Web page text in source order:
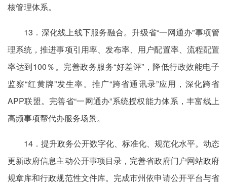
核管理体系。
13．深化线上线下服务融合。升级省“一网通办”事项管
理系统，推进事项引用率、发布率、用户配置率、流程配置
率达到100％。完善政务服务“好差评”，降低行政效能电子
监察“红黄牌”发生率。推广“跨省通讯录”应用，深化跨省
APP联盟。完善省“一网通办”系统授权能力体系，丰富线上
高频事项帮代办服务场景。
14．提升政务公开数字化、标准化、规范化水平。动态
更新政府信息主动公开事项目录，完善省政府门户网站政府
规章库和行政规范性文件库。完成市州依申请公开平台与省